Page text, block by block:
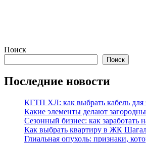
Поиск
Поиск
Последние новости
КГТП ХЛ: как выбрать кабель для
Какие элементы делают
Сезонный бизнес: как заработать
Как выбрать квартиру в ЖК
Глиальная опухоль: признаки,